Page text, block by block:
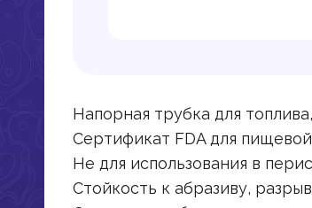
Напорная трубка для
Сертификат FDA для
Не для использования в
Стойкость к абразиву,